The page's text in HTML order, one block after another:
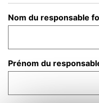
Nom du responsable
Prénom du